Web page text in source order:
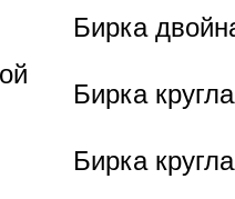
Бирка
Бирка
Бирка